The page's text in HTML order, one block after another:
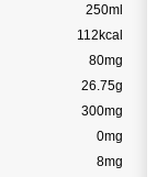
250ml
112kcal
80mg
26.75g
300mg
0mg
8mg